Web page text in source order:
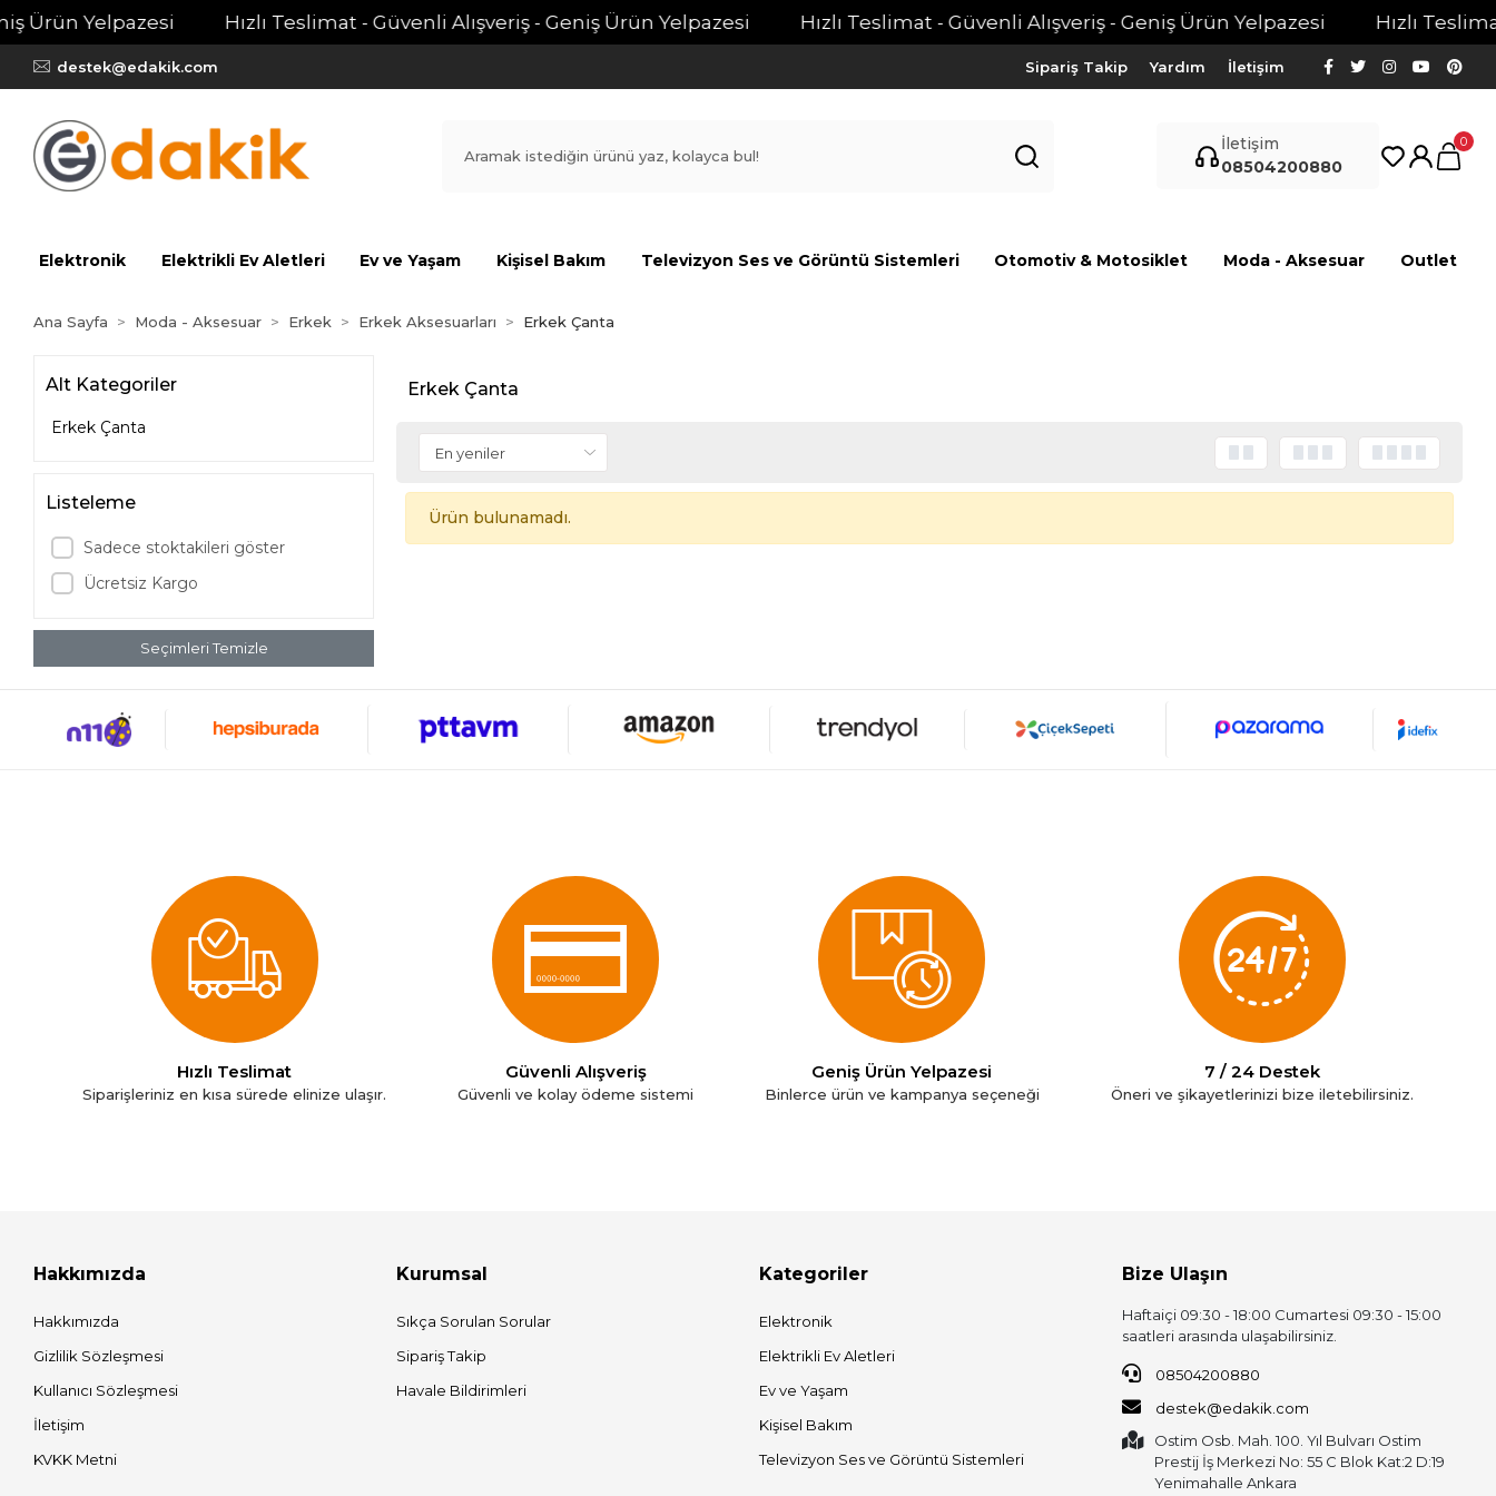
Ürün Yelpazesi Hızlı Teslimat - Güvenli Alışveriş - Geniş Ürün Yelpazesi Hızlı Teslimat - Güvenli Alışveriş - Geniş Ürün Yelpazesi Hızlı
destek@edakik.com Sipariş Takip Yardım İletişim
İletişim
08504200880
0
Elektronik Elektrikli Ev Aletleri Ev ve Yaşam Kişisel Bakım Televizyon Ses ve Görüntü Sistemleri Otomotiv & Motosiklet Moda - Aksesuar Outlet
Ana Sayfa Moda - Aksesuar Erkek Erkek Aksesuarları Erkek Çanta
Alt Kategoriler
Erkek Çanta
Listeleme
Sadece stoktakileri göster
Ücretsiz Kargo
Seçimleri Temizle
Erkek Çanta
Ürün bulunamadı.
Hızlı Teslimat
Siparişleriniz en kısa sürede elinize ulaşır.
Güvenli Alışveriş
Güvenli ve kolay ödeme sistemi
Geniş Ürün Yelpazesi
Binlerce ürün ve kampanya seçeneği
7 / 24 Destek
Öneri ve şikayetlerinizi bize iletebilirsiniz.
Hakkımızda
Hakkımızda
Gizlilik Sözleşmesi
Kullanıcı Sözleşmesi
İletişim
KVKK Metni
Kurumsal
Sıkça Sorulan Sorular
Sipariş Takip
Havale Bildirimleri
Kategoriler
Elektronik
Elektrikli Ev Aletleri
Ev ve Yaşam
Kişisel Bakım
Televizyon Ses ve Görüntü Sistemleri
Bize Ulaşın
Haftaiçi 09:30 - 18:00 Cumartesi 09:30 - 15:00
saatleri arasında ulaşabilirsiniz.
08504200880
destek@edakik.com
Ostim Osb. Mah. 100. Yıl Bulvarı Ostim
Prestij İş Merkezi No: 55 C Blok Kat:2 D:19
Yenimahalle Ankara